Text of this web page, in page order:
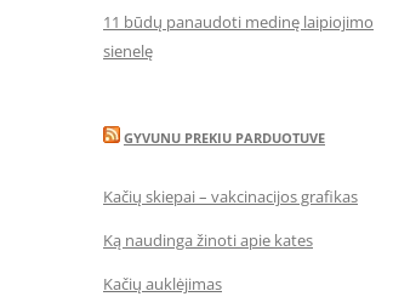
11 būdų panaudoti medinę laipiojimo
sienelę
GYVUNU PREKIU PARDUOTUVE
Kačių skiepai – vakcinacijos grafikas
Ką naudinga žinoti apie kates
Kačių auklėjimas